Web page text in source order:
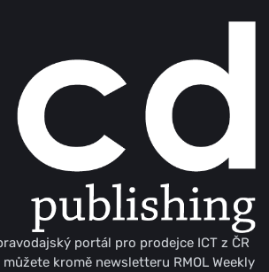
portál pro prodejce ICT z ČR
můžete kromě newsletteru RMOL Weekly